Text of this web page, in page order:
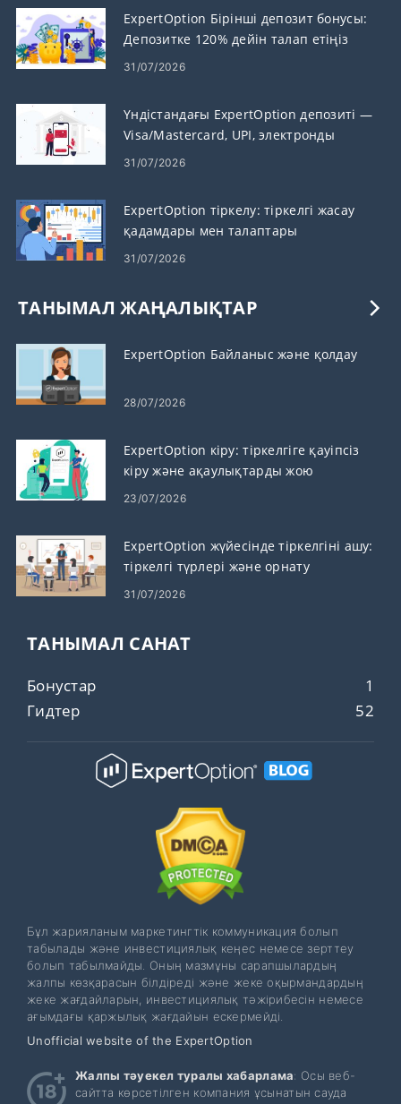
ExpertOption Бірінші депозит бонусы:
Депозитке 120% дейін талап етіңіз
31/07/2026
Үндістандағы ExpertOption депозиті —
Visa/Mastercard, UPI, электронды
төлемдер және крипто
31/07/2026
ExpertOption тіркелу: тіркелгі жасау
қадамдары мен талаптары
31/07/2026
ТАНЫМАЛ ЖАҢАЛЫҚТАР
ExpertOption Байланыс және қолдау
28/07/2026
ExpertOption кіру: тіркелгіге қауіпсіз
кіру және ақаулықтарды жою
23/07/2026
ExpertOption жүйесінде тіркелгіні ашу:
тіркелгі түрлері және орнату
қадамдары
31/07/2026
ТАНЫМАЛ САНАТ
Бонустар
1
Гидтер
52
Бұл жарияланым маркетингтік коммуникация болып
табылады және инвестициялық кеңес немесе зерттеу
болып табылмайды. Оның мазмұны сарапшылардың
жалпы көзқарасын білдіреді және жеке оқырмандардың
жеке жағдайларын, инвестициялық тәжірибесін немесе
ағымдағы қаржылық жағдайын ескермейді.
Unofficial website of the ExpertOption
Жалпы тәуекел туралы хабарлама: Осы веб-
сайтта көрсетілген компания ұсынатын сауда